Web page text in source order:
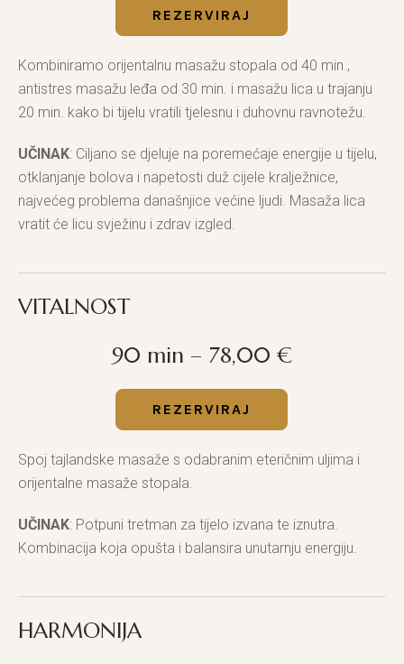
REZERVIRAJ
Kombiniramo orijentalnu masažu stopala od 40 min.,
antistres masažu leđa od 30 min. i masažu lica u trajanju
20 min. kako bi tijelu vratili tjelesnu i duhovnu ravnotežu.
UČINAK: Ciljano se djeluje na poremećaje energije u tijelu,
otklanjanje bolova i napetosti duž cijele kralježnice,
najvećeg problema današnjice većine ljudi. Masaža lica
vratit će licu svježinu i zdrav izgled.
VITALNOST
90 min – 78,00 €
REZERVIRAJ
Spoj tajlandske masaže s odabranim eteričnim uljima i
orijentalne masaže stopala.
UČINAK: Potpuni tretman za tijelo izvana te iznutra.
Kombinacija koja opušta i balansira unutarnju energiju.
HARMONIJA